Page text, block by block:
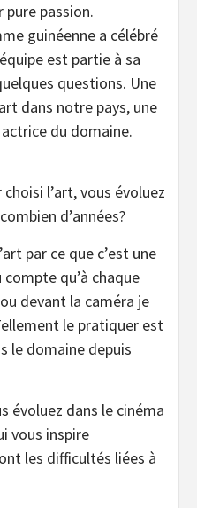
pure passion.
guinéenne a célébré
est partie à sa
questions. Une
dans notre pays, une
du domaine.
l’art, vous évoluez
d’années?
par ce que c’est une
qu’à chaque
devant la caméra je
le pratiquer est
le domaine depuis
évoluez dans le cinéma
vous inspire
les difficultés liées à